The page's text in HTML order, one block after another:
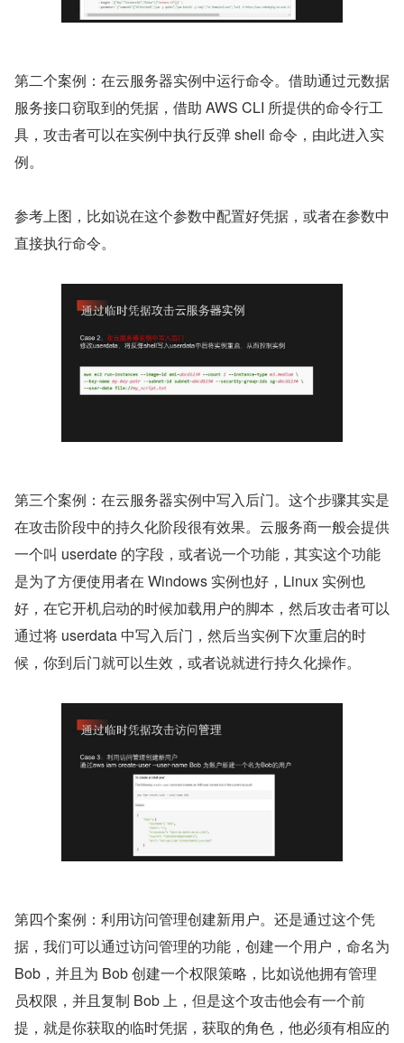
第二个案例：在云服务器实例中运行命令。借助通过元数据
服务接口窃取到的凭据，借助 AWS CLI 所提供的命令行工
具，攻击者可以在实例中执行反弹 shell 命令，由此进入实
例。
参考上图，比如说在这个参数中配置好凭据，或者在参数中
直接执行命令。
第三个案例：在云服务器实例中写入后门。这个步骤其实是
在攻击阶段中的持久化阶段很有效果。云服务商一般会提供
一个叫 userdate 的字段，或者说一个功能，其实这个功能
是为了方便使用者在 Windows 实例也好，Linux 实例也
好，在它开机启动的时候加载用户的脚本，然后攻击者可以
通过将 userdata 中写入后门，然后当实例下次重启的时
候，你到后门就可以生效，或者说就进行持久化操作。
第四个案例：利用访问管理创建新用户。还是通过这个凭
据，我们可以通过访问管理的功能，创建一个用户，命名为
Bob，并且为 Bob 创建一个权限策略，比如说他拥有管理
员权限，并且复制 Bob 上，但是这个攻击他会有一个前
提，就是你获取的临时凭据，获取的角色，他必须有相应的